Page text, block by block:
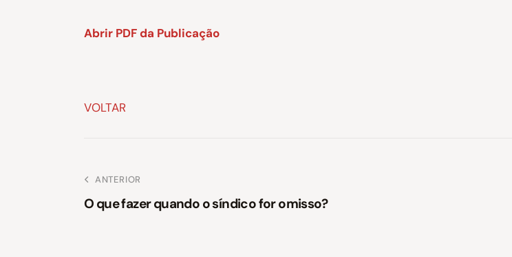
Abrir PDF da Publicação
VOLTAR
ANTERIOR
O que fazer quando o síndico for omisso?